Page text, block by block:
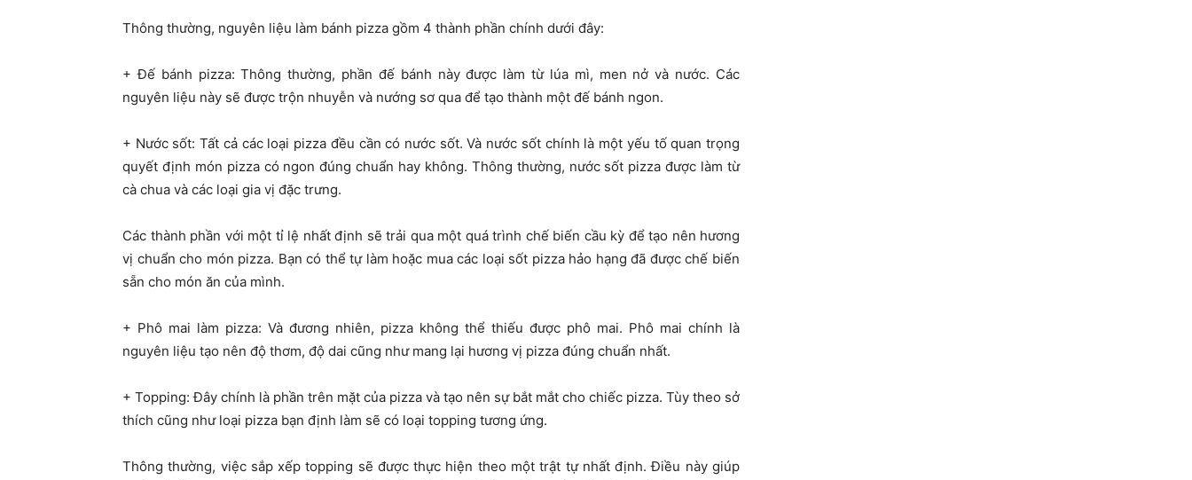
Thông thường, nguyên liệu làm bánh pizza gồm 4 thành phần chính dưới đây:
+ Đế bánh pizza: Thông thường, phần đế bánh này được làm từ lúa mì, men nở và nước. Các
nguyên liệu này sẽ được trộn nhuyễn và nướng sơ qua để tạo thành một đế bánh ngon.
+ Nước sốt: Tất cả các loại pizza đều cần có nước sốt. Và nước sốt chính là một yếu tố quan trọng
quyết định món pizza có ngon đúng chuẩn hay không. Thông thường, nước sốt pizza được làm từ
cà chua và các loại gia vị đặc trưng.
Các thành phần với một tỉ lệ nhất định sẽ trải qua một quá trình chế biến cầu kỳ để tạo nên hương
vị chuẩn cho món pizza. Bạn có thể tự làm hoặc mua các loại sốt pizza hảo hạng đã được chế biến
sẵn cho món ăn của mình.
+ Phô mai làm pizza: Và đương nhiên, pizza không thể thiếu được phô mai. Phô mai chính là
nguyên liệu tạo nên độ thơm, độ dai cũng như mang lại hương vị pizza đúng chuẩn nhất.
+ Topping: Đây chính là phần trên mặt của pizza và tạo nên sự bắt mắt cho chiếc pizza. Tùy theo sở
thích cũng như loại pizza bạn định làm sẽ có loại topping tương ứng.
Thông thường, việc sắp xếp topping sẽ được thực hiện theo một trật tự nhất định. Điều này giúp